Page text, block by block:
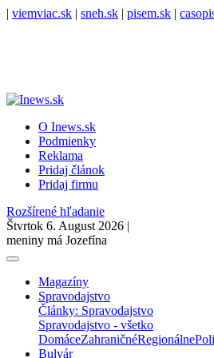
| viemviac.sk | sneh.sk | pisem.sk |
O Inews.sk
Podmienky
Reklama
Pridaj článok
Pridaj firmu
Rozšírené hľadanie
Štvrtok 6. August 2026 |
meniny má Jozefína
Magazíny
Spravodajstvo
Články: Spravodajstvo
Spravodajstvo - všetko
DomáceZahraničnéRegionálne
Bulvár